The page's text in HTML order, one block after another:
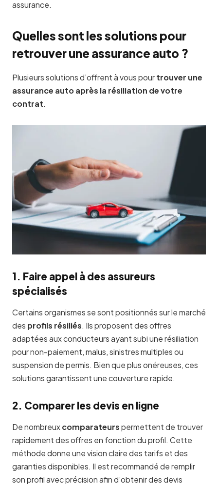
assurance.
Quelles sont les solutions pour
retrouver une assurance auto ?
Plusieurs solutions d’offrent à vous pourtrouver une
assurance auto après la résiliation de votre
contrat.
1. Faire appel à des assureurs
spécialisés
Certains organismes se sont positionnés sur le marché
des profils résiliés. Ils proposent des offres
adaptées aux conducteurs ayant subi une résiliation
pour non-paiement, malus, sinistres multiples ou
suspension de permis. Bien que plus onéreuses, ces
solutions garantissent une couverture rapide.
2. Comparer les devis en ligne
De nombreuxcomparateurspermettent de trouver
rapidement des offres en fonction du profil. Cette
méthode donne une vision claire des tarifs et des
garanties disponibles. Il est recommandé de remplir
son profil avec précision afin d’obtenir des devis